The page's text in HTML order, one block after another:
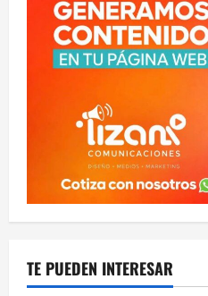
TE PUEDEN INTERESAR